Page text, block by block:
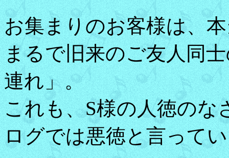
お集まりのお客様は、
まるで旧来のご友人同
連れ」。
これも、S様の人徳のな
ログでは悪徳と言って